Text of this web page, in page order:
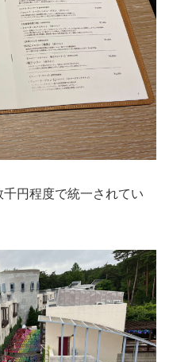
円程度で統一されてい